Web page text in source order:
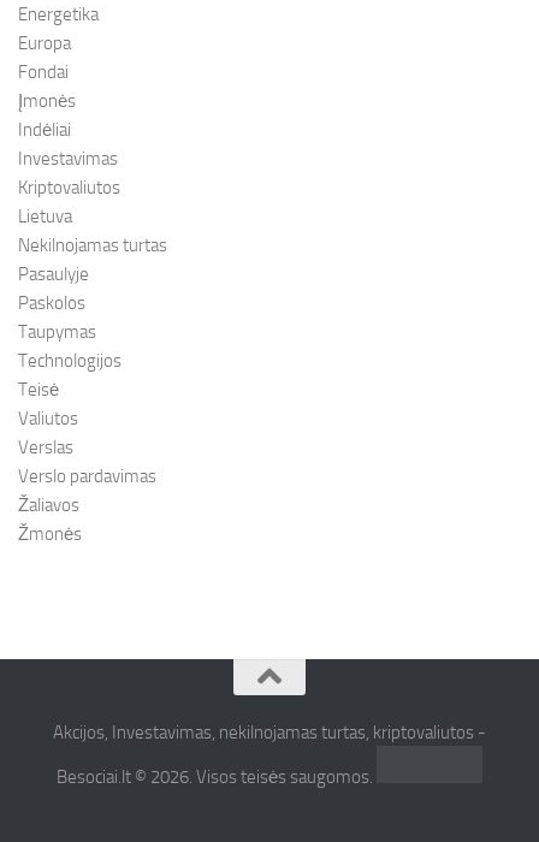
Energetika
Europa
Fondai
Įmonės
Indėliai
Investavimas
Kriptovaliutos
Lietuva
Nekilnojamas turtas
Pasaulyje
Paskolos
Taupymas
Technologijos
Teisė
Valiutos
Verslas
Verslo pardavimas
Žaliavos
Žmonės
Akcijos, Investavimas, nekilnojamas turtas, kriptovaliutos -
Besociai.lt © 2026. Visos teisės saugomos.